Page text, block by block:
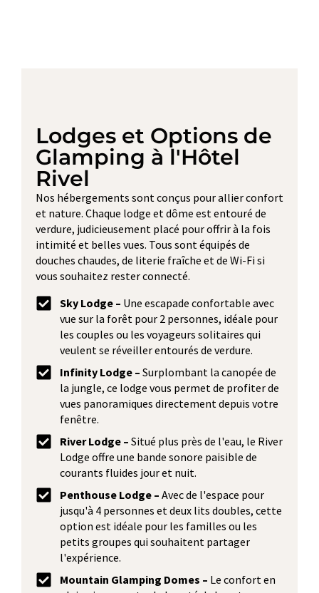
Lodges et Options de
Glamping à l'Hôtel
Rivel
Nos hébergements sont conçus pour allier confort
et nature. Chaque lodge et dôme est entouré de
verdure, judicieusement placé pour offrir à la fois
intimité et belles vues. Tous sont équipés de
douches chaudes, de literie fraîche et de Wi-Fi si
vous souhaitez rester connecté.
Sky Lodge – Une escapade confortable avec
vue sur la forêt pour 2 personnes, idéale pour
les couples ou les voyageurs solitaires qui
veulent se réveiller entourés de verdure.
Infinity Lodge – Surplombant la canopée de
la jungle, ce lodge vous permet de profiter de
vues panoramiques directement depuis votre
fenêtre.
River Lodge – Situé plus près de l'eau, le River
Lodge offre une bande sonore paisible de
courants fluides jour et nuit.
Penthouse Lodge – Avec de l'espace pour
jusqu'à 4 personnes et deux lits doubles, cette
option est idéale pour les familles ou les
petits groupes qui souhaitent partager
l'expérience.
Mountain Glamping Domes – Le confort en